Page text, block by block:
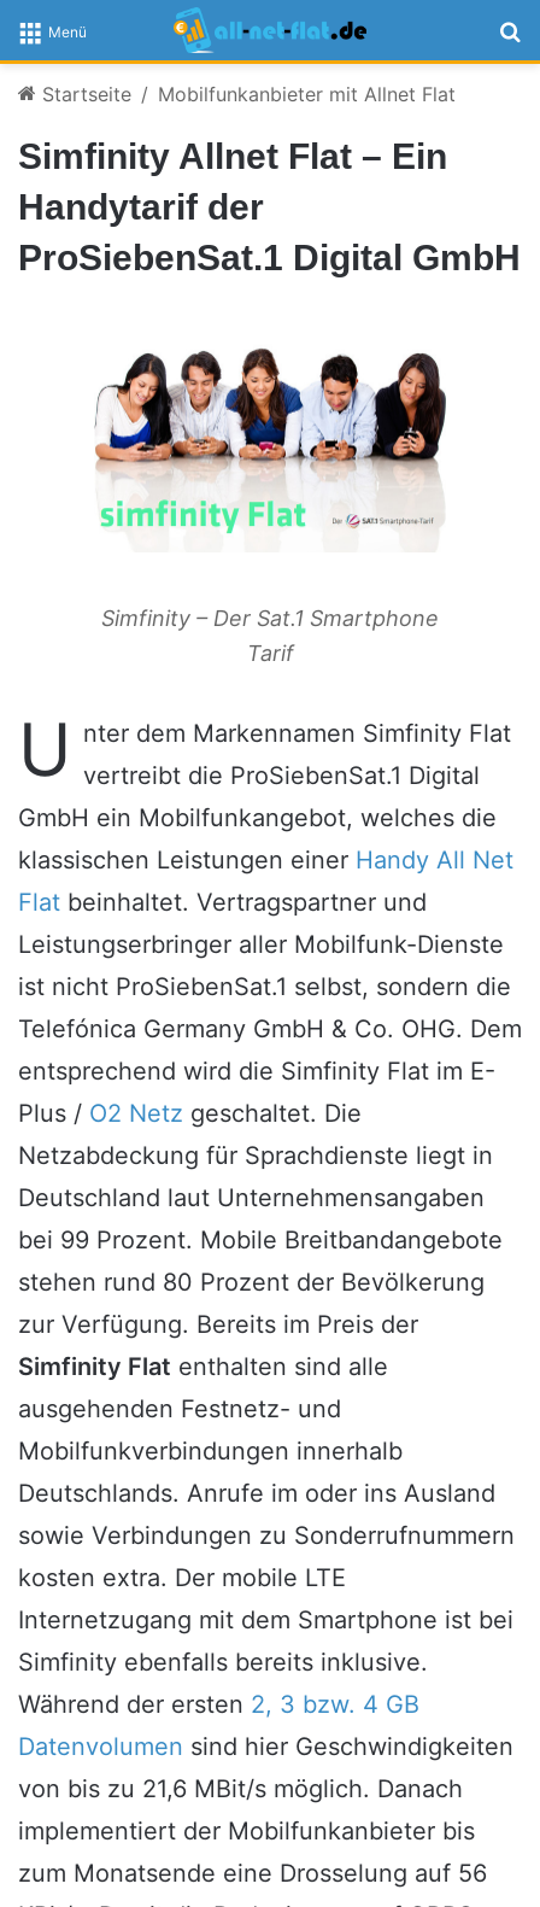
Menü
Startseite / Mobilfunkanbieter mit Allnet Flat
Simfinity Allnet Flat – Ein
Handytarif der
ProSiebenSat.1 Digital GmbH
Simfinity – Der Sat.1 Smartphone
Tarif
U
nter dem Markennamen Simfinity Flat
vertreibt die ProSiebenSat.1 Digital
GmbH ein Mobilfunkangebot, welches die
klassischen Leistungen einer Handy All Net
Flat beinhaltet. Vertragspartner und
Leistungserbringer aller Mobilfunk-Dienste
ist nicht ProSiebenSat.1 selbst, sondern die
Telefónica Germany GmbH & Co. OHG. Dem
entsprechend wird die Simfinity Flat im E-
Plus / O2 Netz geschaltet. Die
Netzabdeckung für Sprachdienste liegt in
Deutschland laut Unternehmensangaben
bei 99 Prozent. Mobile Breitbandangebote
stehen rund 80 Prozent der Bevölkerung
zur Verfügung. Bereits im Preis der
Simfinity Flat enthalten sind alle
ausgehenden Festnetz- und
Mobilfunkverbindungen innerhalb
Deutschlands. Anrufe im oder ins Ausland
sowie Verbindungen zu Sonderrufnummern
kosten extra. Der mobile LTE
Internetzugang mit dem Smartphone ist bei
Simfinity ebenfalls bereits inklusive.
Während der ersten 2, 3 bzw. 4 GB
Datenvolumen sind hier Geschwindigkeiten
von bis zu 21,6 MBit/s möglich. Danach
implementiert der Mobilfunkanbieter bis
zum Monatsende eine Drosselung auf 56